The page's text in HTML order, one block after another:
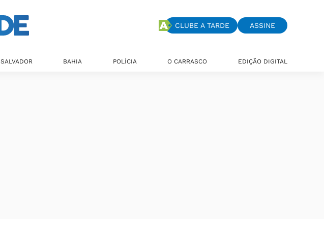
CLUBE A TARDE ASSINE
SALVADOR BAHIA POLÍCIA O CARRASCO EDIÇÃO DIGITAL